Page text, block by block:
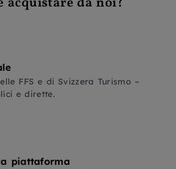
FFS e di Svizzera Turismo –
e dirette.
piattaforma